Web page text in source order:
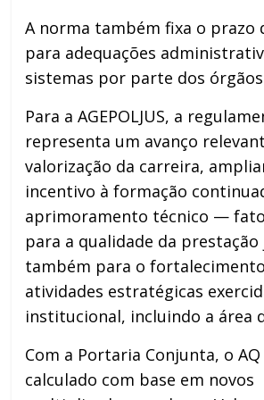
A norma também fixa o prazo
para adequações
sistemas por parte dos
Para a AGEPOLJUS, a
representa um avanço
valorização da carreira,
incentivo à formação
aprimoramento técnico —
para a qualidade da
também para o
atividades estratégicas
institucional, incluindo a área
Com a Portaria Conjunta, o
calculado com base em novos